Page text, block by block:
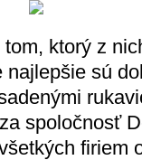
ktorý z
sú
spoločnosť
firiem